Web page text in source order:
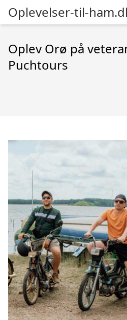
Oplevelser-til-
Oplev Orø på
Puchtours